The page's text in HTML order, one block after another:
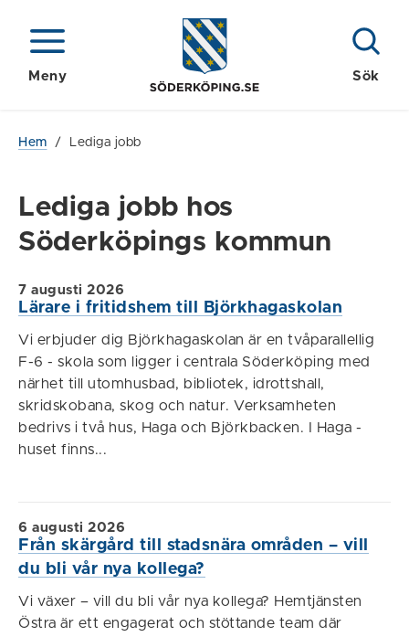
Meny Sök
Hem / Lediga jobb
Lediga jobb hos
Söderköpings kommun
Lärare i fritidshem till Björkhagaskolan
7 augusti 2026
Vi erbjuder dig Björkhagaskolan är en tvåparallellig
F-6 - skola som ligger i centrala Söderköping med
närhet till utomhusbad, bibliotek, idrottshall,
skridskobana, skog och natur. Verksamheten
bedrivs i två hus, Haga och Björkbacken. I Haga -
huset finns...
Från skärgård till stadsnära områden – vill
du bli vår nya kollega?
6 augusti 2026
Vi växer – vill du bli vår nya kollega? Hemtjänsten
Östra är ett engagerat och stöttande team där